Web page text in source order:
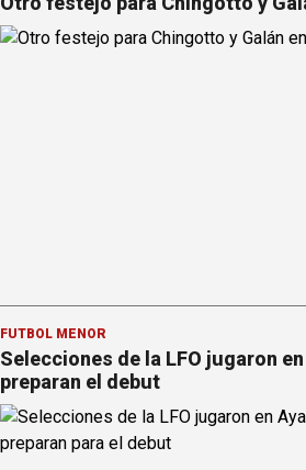
FÚTBOL MENOR
Selecciones de la LFO jugaron
preparan el debut